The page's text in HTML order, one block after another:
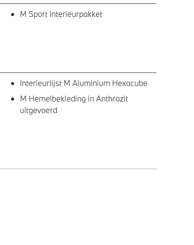
M Sport Interieurpakket
Interieurlijst M Aluminium Hexacube
M Hemelbekleding in Anthrazit
uitgevoerd